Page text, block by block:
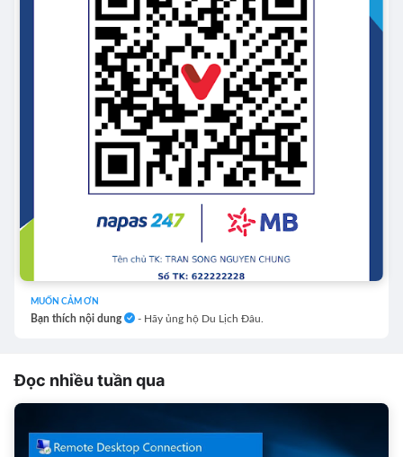
MUỐN CẢM ƠN
Bạn thích nội dung - Hãy ủng hộ Du Lịch Đâu.
Đọc nhiều tuần qua